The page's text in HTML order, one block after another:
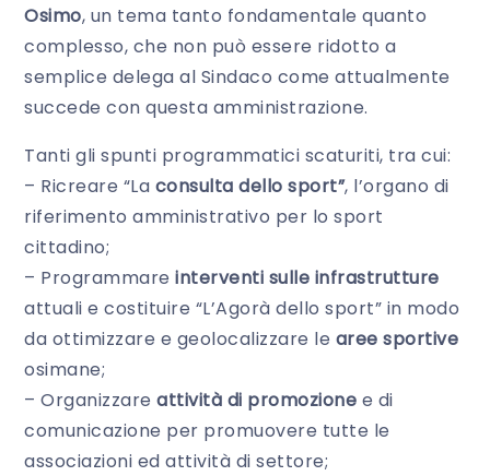
Osimo, un tema tanto fondamentale quanto
complesso, che non può essere ridotto a
semplice delega al Sindaco come attualmente
succede con questa amministrazione.
Tanti gli spunti programmatici scaturiti, tra cui:
– Ricreare “La consulta dello sport”, l’organo di
riferimento amministrativo per lo sport
cittadino;
– Programmare interventi sulle infrastrutture
attuali e costituire “L’Agorà dello sport” in modo
da ottimizzare e geolocalizzare le aree sportive
osimane;
– Organizzare attività di promozione e di
comunicazione per promuovere tutte le
associazioni ed attività di settore;